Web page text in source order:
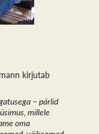
kirjutab
– pärlid
millele
oma